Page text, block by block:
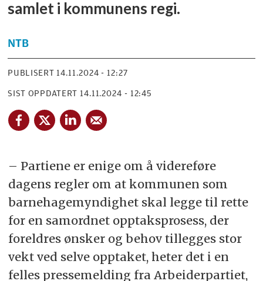
samlet i kommunens regi.
NTB
PUBLISERT 14.11.2024 - 12:27
SIST OPPDATERT 14.11.2024 - 12:45
– Partiene er enige om å videreføre
dagens regler om at kommunen som
barnehagemyndighet skal legge til rette
for en samordnet opptaksprosess, der
foreldres ønsker og behov tillegges stor
vekt ved selve opptaket, heter det i en
felles pressemelding fra Arbeiderpartiet,